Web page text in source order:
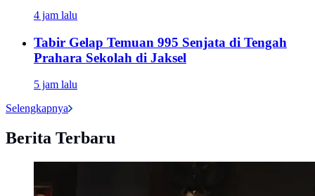
4 jam lalu
Tabir Gelap Temuan 995 Senjata di Tengah
Prahara Sekolah di Jaksel
5 jam lalu
Selengkapnya
Berita Terbaru